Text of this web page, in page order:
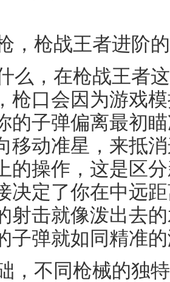
，枪战王者进阶
么，在枪战王者
枪口会因为游戏
的子弹偏离最初
移动准星，来抵
的操作，这是区
决定了你在中远
射击就像泼出去
子弹就如同精准
，不同枪械的独